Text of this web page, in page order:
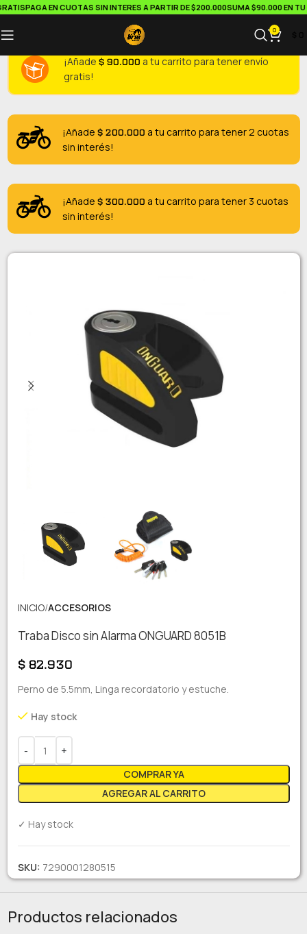
PAGA EN CUOTAS SIN INTERES A PARTIR DE $200.000SUMA $90.000 EN TU
0
¡Añade $90.000 a tu carrito para tener envío
gratis!
¡Añade $200.000 a tu carrito para tener 2 cuotas
sin interés!
¡Añade $300.000 a tu carrito para tener 3 cuotas
sin interés!
INICIO ACCESORIOS
Traba Disco sin Alarma ONGUARD 8051B
$82.930
Perno de 5.5mm, Linga recordatorio y estuche.
Hay stock
AGREGAR AL CARRITO
COMPRAR YA
✓ Hay stock
SKU: 7290001280515
Productos relacionados